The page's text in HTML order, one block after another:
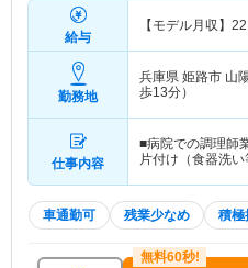
給与
【モデル月収】
勤務地
兵庫県 姫路市 山
歩13分）
仕事内容
■病院での調理師
片付け（食器洗
車通勤可 残業少なめ 積極